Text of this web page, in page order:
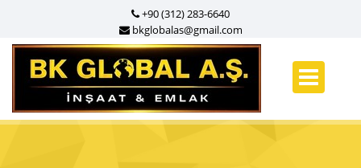
+90 (312) 283-6640
bkglobalas@gmail.com